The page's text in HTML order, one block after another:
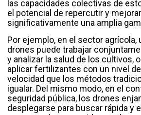
las capacidades colectivas de
el potencial de repercutir y mejorar
significativamente una amplia
Por ejemplo, en el sector agrícola,
drones puede trabajar
y analizar la salud de los cultivos,
aplicar fertilizantes con un nivel
velocidad que los métodos
igualar. Del mismo modo, en el
seguridad pública, los drones
desplegarse para buscar rápida y